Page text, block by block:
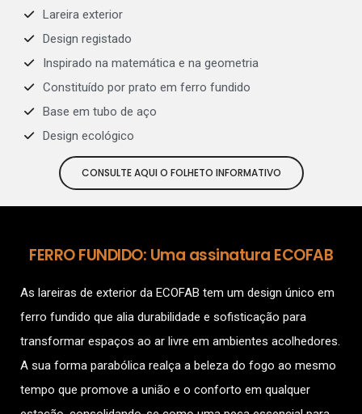
Lareira exterior
Design registado
Inspirado na matemática e na geometria
Constituído por prato em ferro fundido
Base em tubo de aço
Design ecológico
CONSULTE AQUI O FOLHETO INFORMATIVO
FERRO FUNDIDO: Uma assinatura ECOFAB
As lareiras de exterior da ECOFAB tem um design único em
ferro fundido que alia durabilidade e sofisticação para
transformar espaços ao ar livre em ambientes acolhedores.
A sua forma parabólica realça a beleza do fogo ao mesmo
tempo que promove a união e o conforto em qualquer